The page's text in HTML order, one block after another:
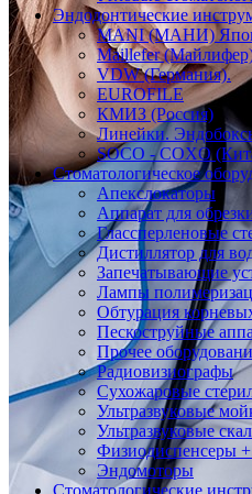
Эндодонтические
MANI (МАНИ)
Maillefer
VDW (Германия).
EUROFILE
КМИЗ (Россия)
Линейки.
SOCO - COXO
Стоматологическое
Апекслокаторы
Аппарат для
Глассперленовые
Дистиллятор для
Запечатывающие
Лампы
Обтурация
Пескоструйные
Прочее
Радиовизиографы
Сухожаровые
Ультразвуковые
Ультразвуковые
Физиодиспенсеры
Эндомоторы